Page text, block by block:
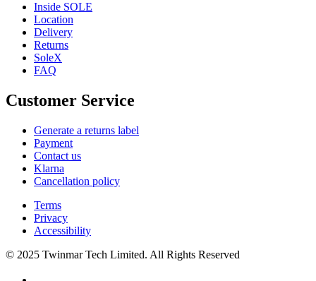
Inside SOLE
Location
Delivery
Returns
SoleX
FAQ
Customer Service
Generate a returns label
Payment
Contact us
Klarna
Cancellation policy
Terms
Privacy
Accessibility
© 2025 Twinmar Tech Limited. All Rights Reserved